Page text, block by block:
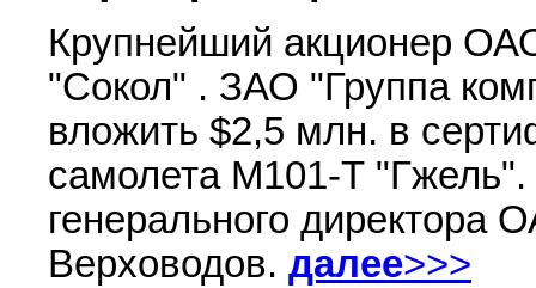
Крупнейший акционер
"Сокол" . ЗАО "Группа
вложить $2,5 млн. в
самолета М101-Т
генерального
Верховодов. далее>>>